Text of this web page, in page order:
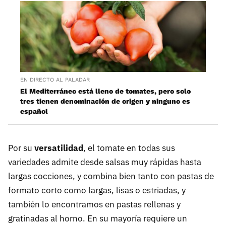
EN DIRECTO AL PALADAR
El Mediterráneo está lleno de tomates, pero solo
tres tienen denominación de origen y ninguno es
español
Por su versatilidad, el tomate en todas sus
variedades admite desde salsas muy rápidas hasta
largas cocciones, y combina bien tanto con pastas de
formato corto como largas, lisas o estriadas, y
también lo encontramos en pastas rellenas y
gratinadas al horno. En su mayoría requiere un